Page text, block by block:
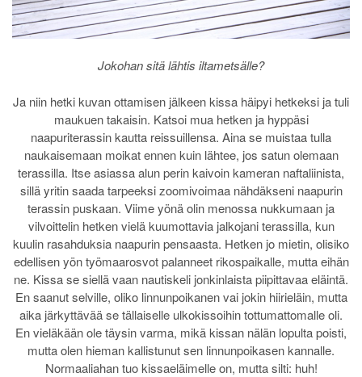
Jokohan sitä lähtis iltametsälle?
Ja niin hetki kuvan ottamisen jälkeen kissa häipyi hetkeksi ja tuli
maukuen takaisin. Katsoi mua hetken ja hyppäsi
naapuriterassin kautta reissuillensa. Aina se muistaa tulla
naukaisemaan moikat ennen kuin lähtee, jos satun olemaan
terassilla. Itse asiassa alun perin kaivoin kameran naftaliinista,
sillä yritin saada tarpeeksi zoomivoimaa nähdäkseni naapurin
terassin puskaan. Viime yönä olin menossa nukkumaan ja
vilvoittelin hetken vielä kuumottavia jalkojani terassilla, kun
kuulin rasahduksia naapurin pensaasta. Hetken jo mietin, olisiko
edellisen yön työmaarosvot palanneet rikospaikalle, mutta eihän
ne. Kissa se siellä vaan nautiskeli jonkinlaista piipittavaa eläintä.
En saanut selville, oliko linnunpoikanen vai jokin hiirieläin, mutta
aika järkyttävää se tällaiselle ulkokissoihin tottumattomalle oli.
En vieläkään ole täysin varma, mikä kissan nälän lopulta poisti,
mutta olen hieman kallistunut sen linnunpoikasen kannalle.
Normaaliahan tuo kissaeläimelle on, mutta silti: huh!